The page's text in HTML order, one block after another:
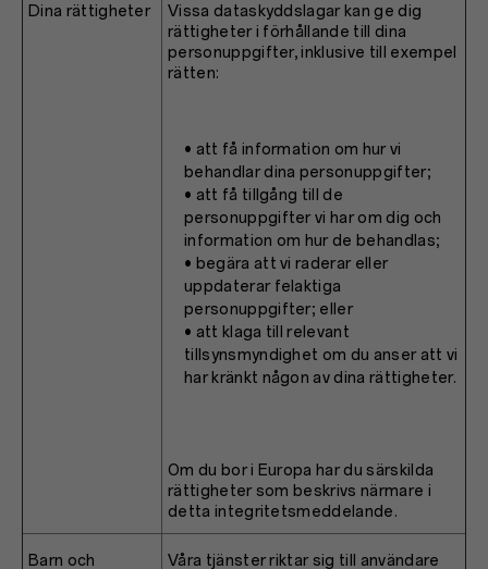
Dina rättigheter
Vissa dataskyddslagar kan ge dig
rättigheter i förhållande till dina
personuppgifter, inklusive till exempel
rätten:
• att få information om hur vi
behandlar dina personuppgifter;
• att få tillgång till de
personuppgifter vi har om dig och
information om hur de behandlas;
• begära att vi raderar eller
uppdaterar felaktiga
personuppgifter; eller
• att klaga till relevant
tillsynsmyndighet om du anser att vi
har kränkt någon av dina rättigheter.
Om du bor i Europa har du särskilda
rättigheter som beskrivs närmare i
detta integritetsmeddelande.
Barn och
Våra tjänster riktar sig till användare